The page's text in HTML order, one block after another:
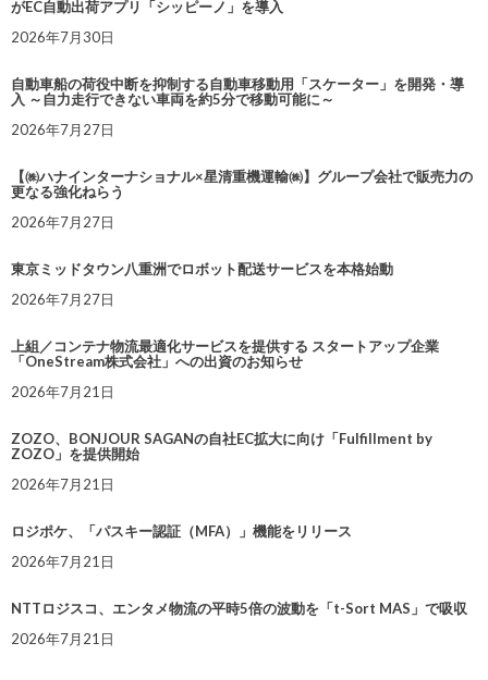
がEC自動出荷アプリ「シッピーノ」を導入
2026年7月30日
自動車船の荷役中断を抑制する自動車移動用「スケーター」を開発・導
入 ～自力走行できない車両を約5分で移動可能に～
2026年7月27日
【㈱ハナインターナショナル×星清重機運輸㈱】グループ会社で販売力の
更なる強化ねらう
2026年7月27日
東京ミッドタウン八重洲でロボット配送サービスを本格始動
2026年7月27日
上組／コンテナ物流最適化サービスを提供する スタートアップ企業
「OneStream株式会社」への出資のお知らせ
2026年7月21日
ZOZO、BONJOUR SAGANの自社EC拡大に向け「Fulfillment by
ZOZO」を提供開始
2026年7月21日
ロジポケ、「パスキー認証（MFA）」機能をリリース
2026年7月21日
NTTロジスコ、エンタメ物流の平時5倍の波動を「t-Sort MAS」で吸収
2026年7月21日